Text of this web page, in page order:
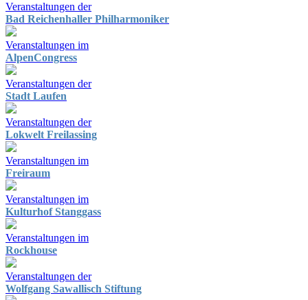
Veranstaltungen der
Bad Reichenhaller Philharmoniker
Veranstaltungen im
AlpenCongress
Veranstaltungen der
Stadt Laufen
Veranstaltungen der
Lokwelt Freilassing
Veranstaltungen im
Freiraum
Veranstaltungen im
Kulturhof Stanggass
Veranstaltungen im
Rockhouse
Veranstaltungen der
Wolfgang Sawallisch Stiftung